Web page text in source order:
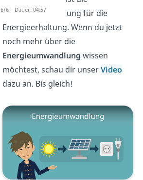
Grundvoraussetzung für die
Energieerhaltung. Wenn du jetzt
noch mehr über die
Energieumwandlung wissen
möchtest, schau dir unserVideo
dazu an. Bis gleich!
6/6 – Dauer: 04:57